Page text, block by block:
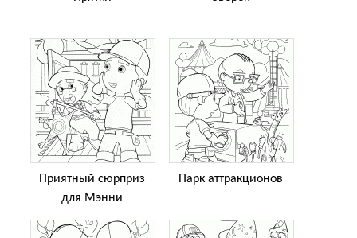
Приятный сюрприз
для Мэнни
Парк аттракционов